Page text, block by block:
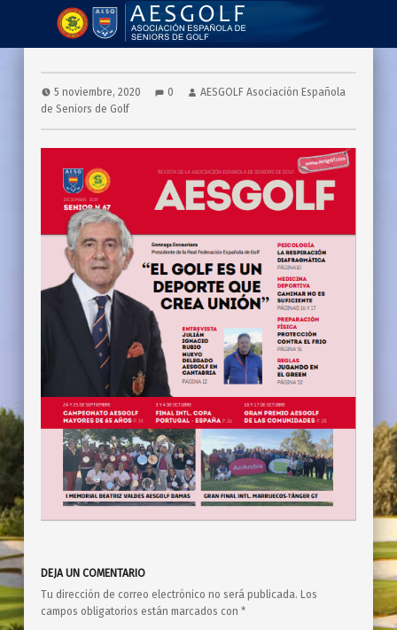
Asociación Española de Seniors de Golf
5 noviembre, 2020 0
AESGOLF Asociación Española
de Seniors de Golf
DEJA UN COMENTARIO
Tu dirección de correo electrónico no será publicada. Los
campos obligatorios están marcados con*